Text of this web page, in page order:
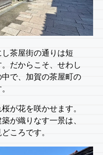
茶屋街の通りは短
だからこそ、せわし
で、加賀の茶屋町の
が花を咲かせます。
が織りなす一景は、
ころです。